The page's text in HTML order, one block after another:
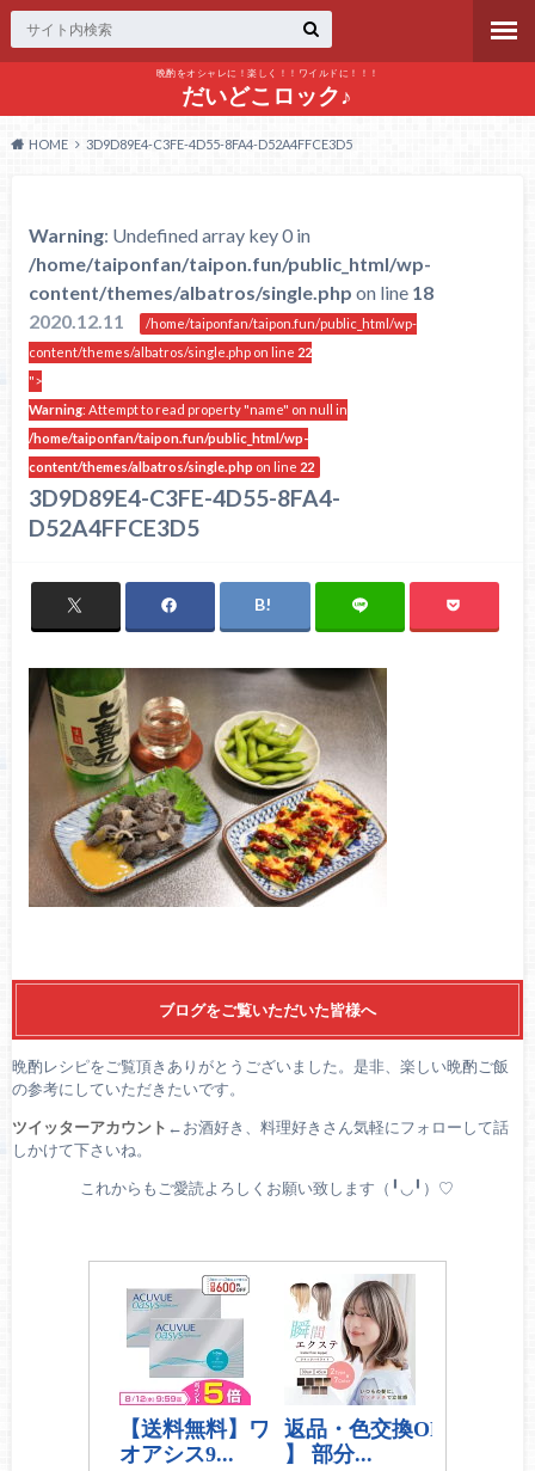
晩酌をオシャレに！楽しく！！ワイルドに！！！
だいどこロック♪
HOME 3D9D89E4-C3FE-4D55-8FA4-D52A4FFCE3D5
Warning: Undefined array key 0 in
/home/taiponfan/taipon.fun/public_html/wp-
content/themes/albatros/single.php on line 18
2020.12.11
/home/taiponfan/taipon.fun/public_html/wp-
content/themes/albatros/single.php on line 22
">
Warning: Attempt to read property "name" on null in
/home/taiponfan/taipon.fun/public_html/wp-
content/themes/albatros/single.php on line 22
3D9D89E4-C3FE-4D55-8FA4-
D52A4FFCE3D5
ブログをご覧いただいた皆様へ
晩酌レシピをご覧頂きありがとうございました。是非、楽しい晩酌ご飯
の参考にしていただきたいです。
ツイッターアカウント ←お酒好き、料理好きさん気軽にフォローして話
しかけて下さいね。
これからもご愛読よろしくお願い致します（╹◡╹）♡